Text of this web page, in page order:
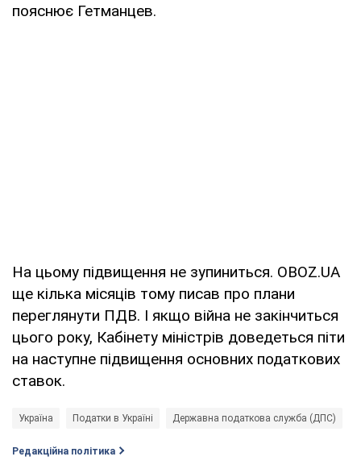
пояснює Гетманцев.
На цьому підвищення не зупиниться. OBOZ.UA
ще кілька місяців тому писав про плани
переглянути ПДВ. І якщо війна не закінчиться
цього року, Кабінету міністрів доведеться піти
на наступне підвищення основних податкових
ставок.
Україна Податки в Україні Державна податкова служба (ДПС)
Редакційна політика